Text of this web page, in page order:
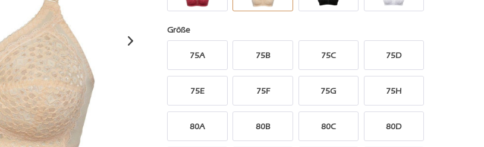
Größe
75A 75B 75C 75D
75E 75F 75G 75H
80A 80B 80C 80D